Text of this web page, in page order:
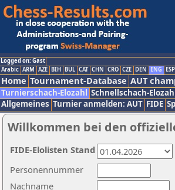
Logged on: Gast
Arabic ARM AZE BIH BUL CAT CHN CRO CZE DEN ENG ESP
Home Tournament-Database AUT
Turnierschach-Elozahl Schnellschach-
Allgemeines Turnier anmelden: AUT FIDE
Willkommen bei den
Nachname
Personennummer
FIDE-Elolisten Stand